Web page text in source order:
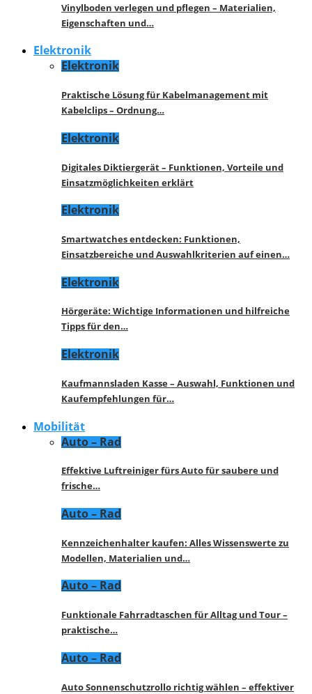
Vinylboden verlegen und pflegen – Materialien,
Eigenschaften und…
Elektronik
Elektronik
Praktische Lösung für Kabelmanagement mit
Kabelclips – Ordnung…
Elektronik
Digitales Diktiergerät – Funktionen, Vorteile und
Einsatzmöglichkeiten erklärt
Elektronik
Smartwatches entdecken: Funktionen,
Einsatzbereiche und Auswahlkriterien auf einen…
Elektronik
Hörgeräte: Wichtige Informationen und hilfreiche
Tipps für den…
Elektronik
Kaufmannsladen Kasse – Auswahl, Funktionen und
Kaufempfehlungen für…
Mobilität
Auto – Rad
Effektive Luftreiniger fürs Auto für saubere und
frische…
Auto – Rad
Kennzeichenhalter kaufen: Alles Wissenswerte zu
Modellen, Materialien und…
Auto – Rad
Funktionale Fahrradtaschen für Alltag und Tour –
praktische…
Auto – Rad
Auto Sonnenschutzrollo richtig wählen – effektiver